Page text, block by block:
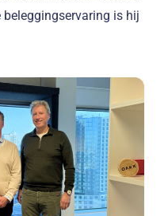
is hij